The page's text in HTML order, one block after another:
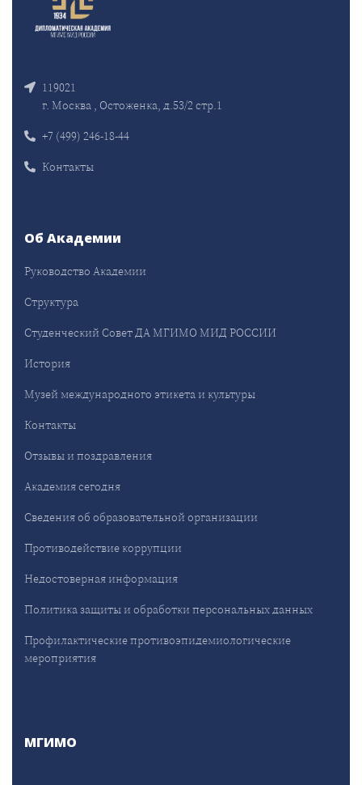
119021
г. Москва , Остоженка, д.53/2 стр.1
+7 (499) 246-18-44
Контакты
Об Академии
Руководство Академии
Структура
Студенческий Совет ДА МГИМО МИД РОССИИ
История
Музей международного этикета и культуры
Контакты
Отзывы и поздравления
Академия сегодня
Сведения об образовательной организации
Противодействие коррупции
Недостоверная информация
Политика защиты и обработки персональных данных
Профилактические противоэпидемиологические
мероприятия
МГИМО